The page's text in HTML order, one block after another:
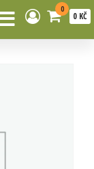
0
0 KČ